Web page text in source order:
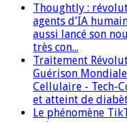
Thoughtly :
agents d'IA
aussi lancé son
très con...
Traitement
Guérison
Cellulaire - Tech-
et atteint de
Le phénomène